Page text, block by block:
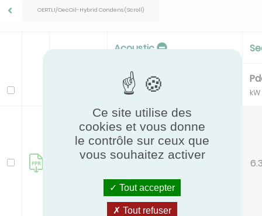
OERTLI/OecOil-Hybrid Condens (Scroll)
Acoustic
LwO Env
dB(A) kW
11MR-
FSCR 19P
69 48
Ce site utilise des
cookies et vous donne
le contrôle sur ceux que
vous souhaitez activer
Tout accepter
Tout refuser